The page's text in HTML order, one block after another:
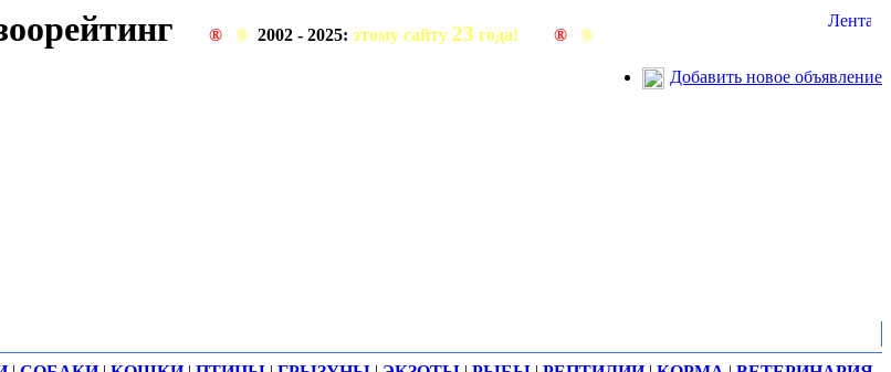
® ® 2002 - 2025: этому сайту 23 года! ® ®
Добавить новое объявление